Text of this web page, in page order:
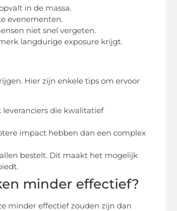
in de massa.
evenementen.
niet snel vergeten.
langdurige exposure krijgt.
Hier zijn enkele tips om ervoor
die kwalitatief
impact hebben dan een complex
bestelt. Dit maakt het mogelijk
minder effectief?
minder effectief zouden zijn dan